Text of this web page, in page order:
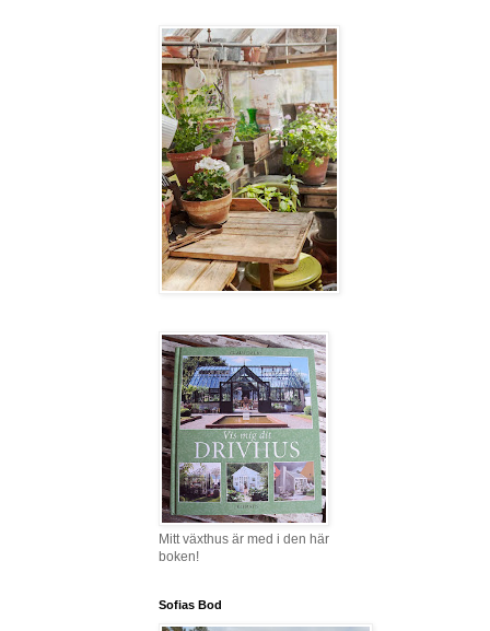
Mitt växthus är med i den här
boken!
Sofias Bod